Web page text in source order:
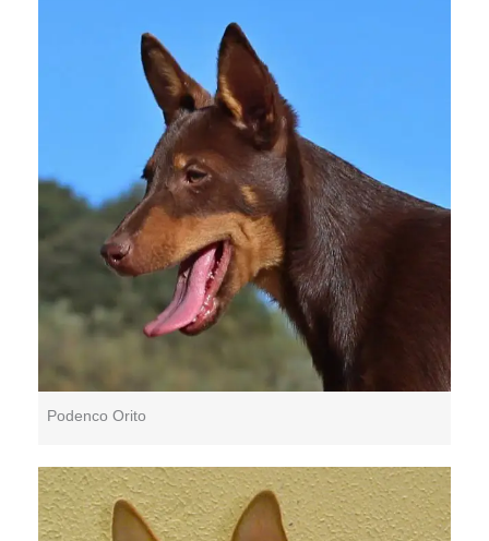
Podenco Orito